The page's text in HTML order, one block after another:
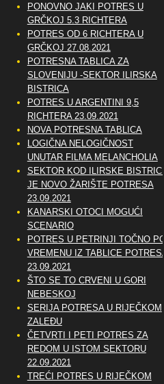
PONOVNO JAKI POTRES U
GRČKOJ 5.3 RICHTERA
POTRES OD 6 RICHTERA U
GRČKOJ 27.08.2021
POTRESNA TABLICA ZA
SLOVENIJU -SEKTOR ILIRSKA
BISTRICA
POTRES U ARGENTINI 9,5
RICHTERA 23.09.2021
NOVA POTRESNA TABLICA
LOGIČNA NELOGIČNOST
UNUTAR FILMA MELANCHOLIA
SEKTOR KOD ILIRSKE BISTRICE
JE NOVO ŽARIŠTE POTRESA
23.09.2021
KANARSKI OTOCI MOGUĆI
SCENARIO
POTRES U PETRINJI TOČNO PO
VREMENU IZ TABLICE POTRESA
23.09.2021
ŠTO SE TO CRVENI U GORI
NEBESKOJ
SERIJA POTRESA U RIJEČKOM
ZALEĐU
ČETVRTI I PETI POTRES ZA
REDOM U ISTOM SEKTORU
22.09.2021
TREĆI POTRES U RIJEČKOM